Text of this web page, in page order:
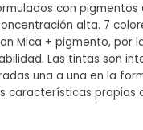
con pigmentos
alta. 7
Mica + pigmento, por
Las tintas son
una a una en la
características propias